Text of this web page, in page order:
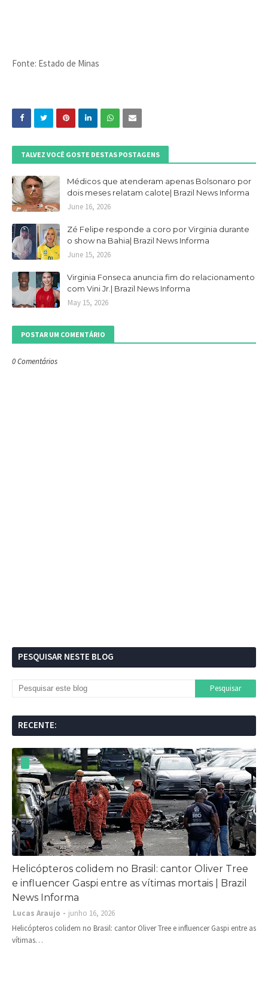
Fonte: Estado de Minas
TALVEZ VOCÊ GOSTE DESTAS POSTAGENS
Médicos que atenderam apenas Bolsonaro por
dois meses relatam calote| Brazil News Informa
June 16, 2026
Zé Felipe responde a coro por Virginia durante
o show na Bahia| Brazil News Informa
June 15, 2026
Virginia Fonseca anuncia fim do relacionamento
com Vini Jr.| Brazil News Informa
May 15, 2026
POSTAR UM COMENTÁRIO
0 Comentários
PESQUISAR NESTE BLOG
RECENTE:
Helicópteros colidem no Brasil: cantor Oliver Tree
e influencer Gaspi entre as vítimas mortais | Brazil
News Informa
Lucas Araujo
junho 16, 2026
Helicópteros colidem no Brasil: cantor Oliver Tree e influencer Gaspi entre as
vítimas…